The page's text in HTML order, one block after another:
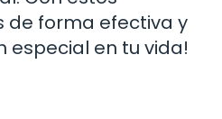
de forma efectiva y
especial en tu vida!